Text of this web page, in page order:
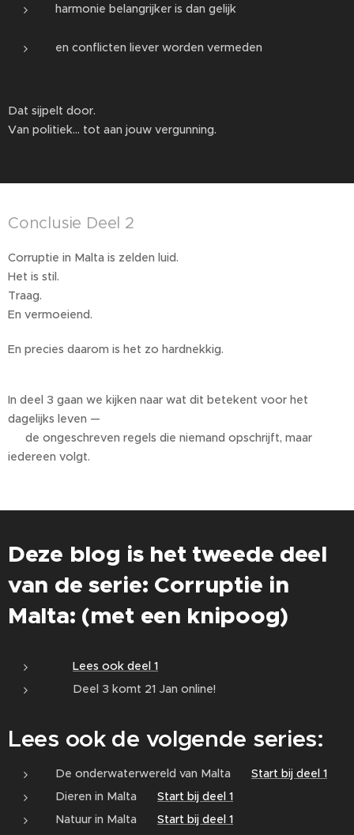
harmonie belangrijker is dan gelijk
en conflicten liever worden vermeden
Dat sijpelt door.
Van politiek… tot aan jouw vergunning.
Conclusie Deel 2
Corruptie in Malta is zelden luid.
Het is stil.
Traag.
En vermoeiend.
En precies daarom is het zo hardnekkig.
In deel 3 gaan we kijken naar wat dit betekent voor het
dagelijks leven —
👉 de ongeschreven regels die niemand opschrijft, maar
iedereen volgt.
Deze blog is het tweede deel
van de serie: Corruptie in
Malta: (met een knipoog)
Lees ook deel 1
👉 Deel 3 komt 21 Jan online!
Lees ook de volgende series:
De onderwaterwereld van Malta 👉 Start bij deel 1
Dieren in Malta 👉 Start bij deel 1
Natuur in Malta 👉 Start bij deel 1